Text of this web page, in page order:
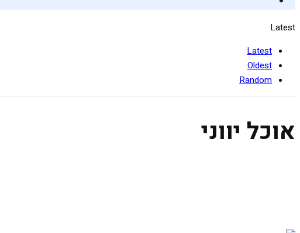
Latest
Latest
Oldest
Random
אוכל יווני